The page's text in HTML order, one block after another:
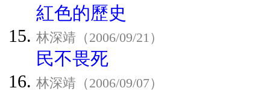
紅色的歷史
林深靖（2006/09/21）
民不畏死
林深靖（2006/09/07）